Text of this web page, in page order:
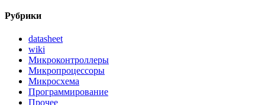
Рубрики
datasheet
wiki
Микроконтроллеры
Микропроцессоры
Микросхема
Программирование
Прочее